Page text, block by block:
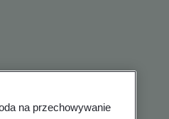
na przechowywanie